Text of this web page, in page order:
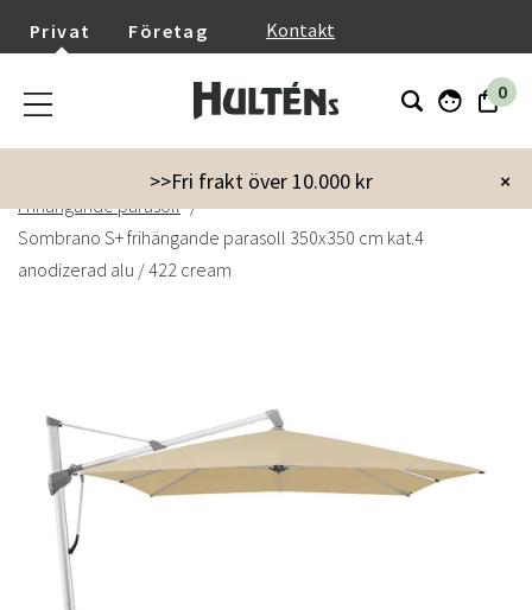
Privat Företag Kontakt
0
×
>>Fri frakt över 10.000 kr
Trädgård
Parasoll & Tillbehör
Frihängande parasoll
Sombrano S+ frihängande parasoll 350x350 cm kat.4
anodizerad alu / 422 cream